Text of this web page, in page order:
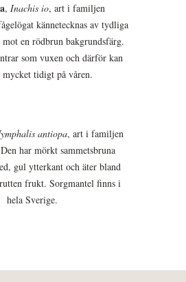
, Inachis io, art i familjen
kännetecknas av tydliga
en rödbrun bakgrundsfärg.
som vuxen och därför kan
mycket tidigt på våren.
antiopa, art i familjen
har mörkt sammetsbruna
gul ytterkant och äter bland
frukt. Sorgmantel finns i
hela Sverige.